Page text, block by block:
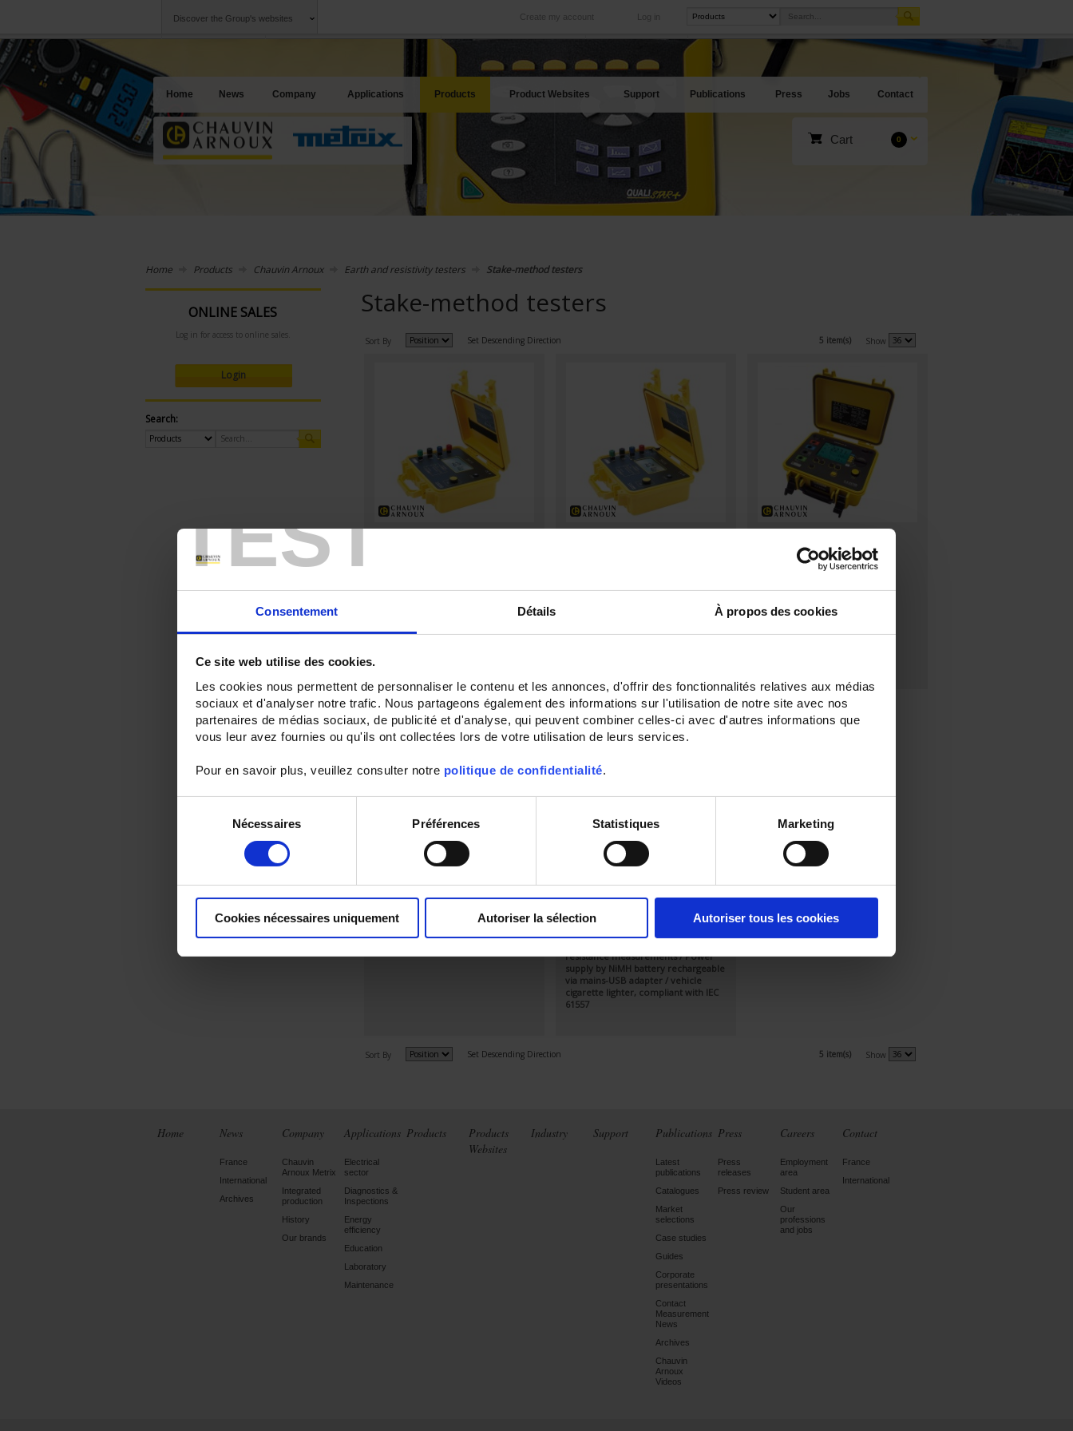
TEST
Consentement Détails À propos des cookies
Ce site web utilise des cookies.
Les cookies nous permettent de personnaliser le contenu et les annonces, d'offrir des fonctionnalités relatives aux médias
sociaux et d'analyser notre trafic. Nous partageons également des informations sur l'utilisation de notre site avec nos
partenaires de médias sociaux, de publicité et d'analyse, qui peuvent combiner celles-ci avec d'autres informations que
vous leur avez fournies ou qu'ils ont collectées lors de votre utilisation de leurs services.
Pour en savoir plus, veuillez consulter notre politique de confidentialité.
consentement
Nécessaires Préférences Statistiques Marketing
Cookies nécessaires uniquement Autoriser la sélection Autoriser tous les cookies
Discover the Group's websites Log in
Create my account
International
Our subsidiaries abroad
Our best offers
Home News Company Applications Products Product Websites Support Publications Press Jobs Contact
Cart 0
Home Products Chauvin Arnoux Earth and resistivity testers Stake-method testers
ONLINE SALES
Log in for access to online sales.
Login
Search:
Stake-method testers
Sort By Set Descending Direction 5 item(s) Show
Four instruments in one - Earth
resistance - Soil resisitivity -
CA 6422
IP65 / 600 V CAT IV / Hazardous
CA 6424
IP65 / 600 V CAT IV / Hazardous
resistance measurements / Power
supply by NiMH battery rechargeable
via mains-USB adapter / vehicle
cigarette lighter, compliant with IEC
61557
Sort By Set Descending Direction 5 item(s) Show
Home News
France
International
Archives
Company
Chauvin
Arnoux Metrix
Integrated
production
History
Our brands
Applications
Electrical
sector
Diagnostics &
Inspections
Energy
efficiency
Education
Laboratory
Maintenance
Products
Products
Websites
Industry Support Publications
Latest
publications
Catalogues
Market
selections
Case studies
Guides
Corporate
presentations
Contact
Measurement
News
Archives
Chauvin
Arnoux
Videos
Press
Press
releases
Press review
Careers
Employment
area
Student area
Our
professions
and jobs
Contact
France
International